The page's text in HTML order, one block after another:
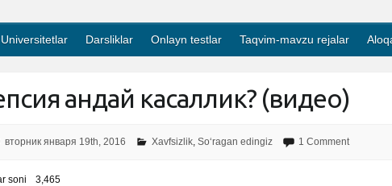
Universitetlar Darsliklar Onlayn testlar Taqvim-mavzu rejalar
қандай касаллик? (видео)
вторник января 19th, 2016 Xavfsizlik, So‘ragan edingiz 1 Comment
soni 3,465